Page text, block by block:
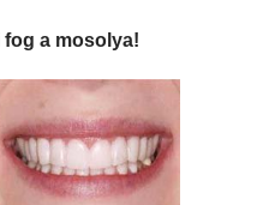
fog a mosolya!